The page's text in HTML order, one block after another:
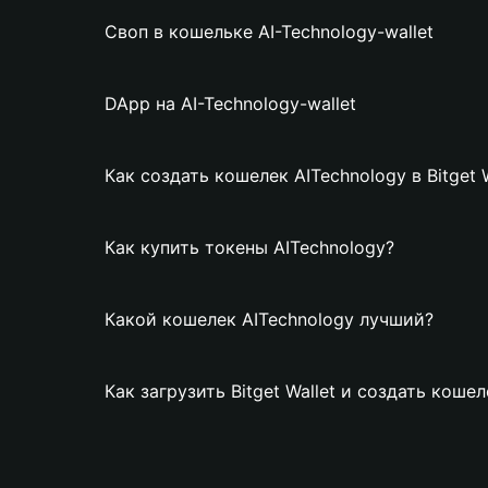
Своп в кошельке AI-Technology-wallet
DApp на AI-Technology-wallet
Как создать кошелек AITechnology в Bitget
Как купить токены AITechnology?
Какой кошелек AITechnology лучший?
Как загрузить Bitget Wallet и создать